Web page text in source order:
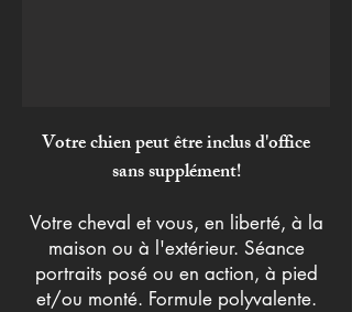
Votre chien peut être inclus d'office
sans supplément!
Votre cheval et vous, en liberté, à la
maison ou à l'extérieur. Séance
portraits posé ou en action, à pied
et/ou monté. Formule polyvalente.